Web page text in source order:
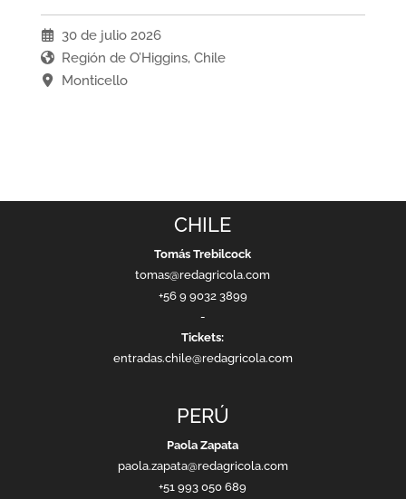
30 de julio 2026
Región de O’Higgins, Chile
Monticello
CHILE
Tomás Trebilcock
tomas@redagricola.com
+56 9 9032 3899
-
Tickets:
entradas.chile@redagricola.com
PERÚ
Paola Zapata
paola.zapata@redagricola.com
+51 993 050 689